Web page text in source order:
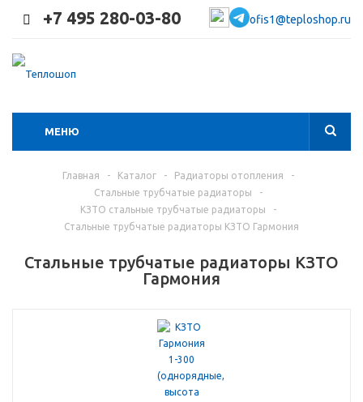
+7 495 280-03-80 ofis1@teploshop.ru
МЕНЮ
Главная - Каталог - Радиаторы отопления
-
Стальные трубчатые радиаторы
-
КЗТО стальные трубчатые радиаторы
-
Стальные трубчатые радиаторы КЗТО Гармония
Стальные трубчатые радиаторы КЗТО
Гармония